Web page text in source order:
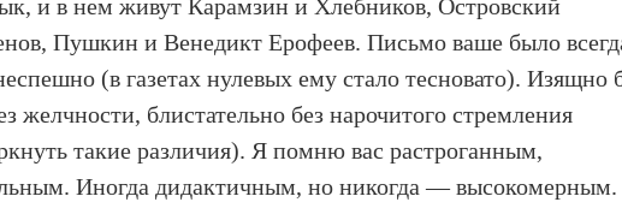
и в нем живут Карамзин и Хлебников, Островский
Пушкин и Венедикт Ерофеев. Письмо ваше было
(в газетах нулевых ему стало тесновато). Изящно
желчности, блистательно без нарочитого стремления
такие различия). Я помню вас растроганным,
Иногда дидактичным, но никогда — высокомерным.